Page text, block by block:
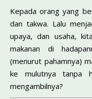
Kepada orang yang
dan takwa. Lalu
upaya, dan usaha,
makanan di
(menurut pahamnya)
ke mulutnya tanpa
mengambilnya?